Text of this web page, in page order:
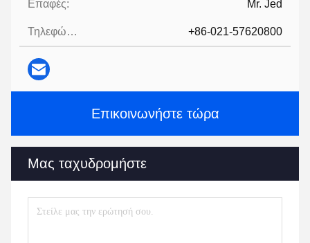
Επαφές: Mr. Jed
Τηλεφώνημα: +86-021-57620800
Επικοινωνήστε τώρα
Μας ταχυδρομήστε